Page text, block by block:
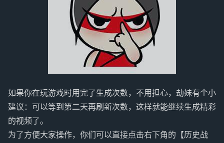
如果你在玩游戏时用完了生成次数，不用担心，劫妹有个小
建议：可以等到第二天再刷新次数，这样就能继续生成精彩
的视频了。
为了方便大家操作，你们可以直接点击右下角的【历史战